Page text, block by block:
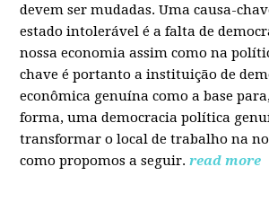
devem ser mudadas. Uma causa-
estado intolerável é a falta de
nossa economia assim como na
chave é portanto a instituição de
econômica genuína como a base
forma, uma democracia política
transformar o local de trabalho na
como propomos a seguir. read more